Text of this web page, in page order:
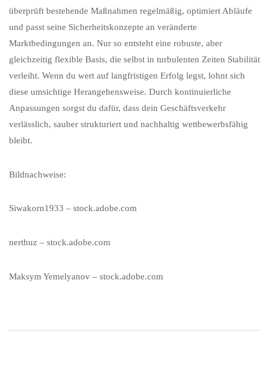
überprüft bestehende Maßnahmen regelmäßig, optimiert Abläufe
und passt seine Sicherheitskonzepte an veränderte
Marktbedingungen an. Nur so entsteht eine robuste, aber
gleichzeitig flexible Basis, die selbst in turbulenten Zeiten Stabilität
verleiht. Wenn du wert auf langfristigen Erfolg legst, lohnt sich
diese umsichtige Herangehensweise. Durch kontinuierliche
Anpassungen sorgst du dafür, dass dein Geschäftsverkehr
verlässlich, sauber strukturiert und nachhaltig wettbewerbsfähig
bleibt.
Bildnachweise:
Siwakorn1933 – stock.adobe.com
nerthuz – stock.adobe.com
Maksym Yemelyanov – stock.adobe.com